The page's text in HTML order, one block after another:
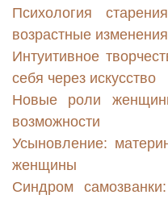
Психология
возрастные изменения
Интуитивное
себя через искусство
Новые роли
возможности
Усыновление:
женщины
Синдром